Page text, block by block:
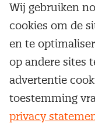
Service & contact
Over inkoop
Netwerk en
Aanmelden
Word lid van Nevi
Populaire
Aanbesteden
Onderhandelen
Opleidingen
Trainingen
Opleidingen
Maatwerk
Wij gebruiken
cookies om de
en te
op andere sites
advertentie
toestemming
privacy